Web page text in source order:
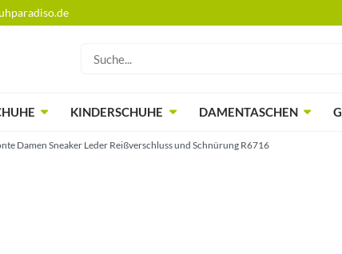
KINDERSCHUHE DAMENTASCHEN
Damen Sneaker Leder Reißverschluss und Schnürung R6716